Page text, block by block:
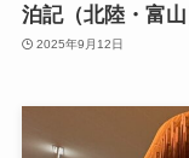
泊記（北陸・富山
2025年9月12日